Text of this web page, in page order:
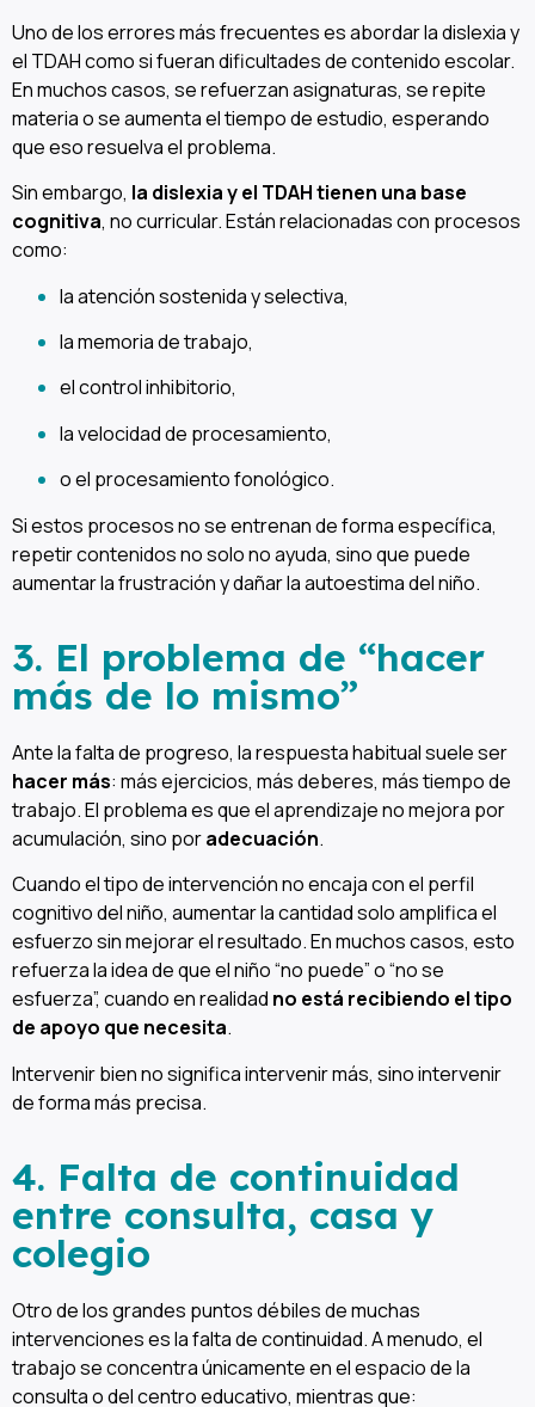
Uno de los errores más frecuentes es abordar la dislexia y
el TDAH como si fueran dificultades de contenido escolar.
En muchos casos, se refuerzan asignaturas, se repite
materia o se aumenta el tiempo de estudio, esperando
que eso resuelva el problema.
Sin embargo, la dislexia y el TDAH tienen una base
cognitiva, no curricular. Están relacionadas con procesos
como:
la atención sostenida y selectiva,
la memoria de trabajo,
el control inhibitorio,
la velocidad de procesamiento,
o el procesamiento fonológico.
Si estos procesos no se entrenan de forma específica,
repetir contenidos no solo no ayuda, sino que puede
aumentar la frustración y dañar la autoestima del niño.
3. El problema de “hacer
más de lo mismo”
Ante la falta de progreso, la respuesta habitual suele ser
hacer más: más ejercicios, más deberes, más tiempo de
trabajo. El problema es que el aprendizaje no mejora por
acumulación, sino poradecuación.
Cuando el tipo de intervención no encaja con el perfil
cognitivo del niño, aumentar la cantidad solo amplifica el
esfuerzo sin mejorar el resultado. En muchos casos, esto
refuerza la idea de que el niño “no puede” o “no se
esfuerza”, cuando en realidad no está recibiendo el tipo
de apoyo que necesita.
Intervenir bien no significa intervenir más, sino intervenir
de forma más precisa.
4. Falta de continuidad
entre consulta, casa y
colegio
Otro de los grandes puntos débiles de muchas
intervenciones es la falta de continuidad. A menudo, el
trabajo se concentra únicamente en el espacio de la
consulta o del centro educativo, mientras que: